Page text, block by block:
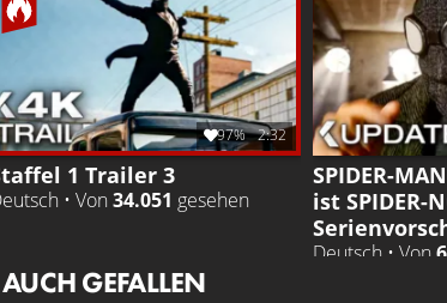
97% 2:32
1 Trailer 3
• Von 34.051 gesehen
SPIDER-
ist SPIDER-
Deutsch • Von
GEFALLEN